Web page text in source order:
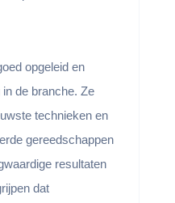
opgeleid en
de branche. Ze
technieken en
gereedschappen
resultaten
dat